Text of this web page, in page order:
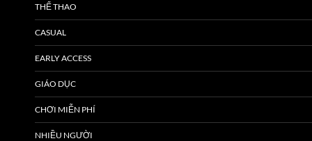
THỂ THAO
CASUAL
EARLY ACCESS
GIÁO DỤC
CHƠI MIỄN PHÍ
NHIỀU NGƯỜI